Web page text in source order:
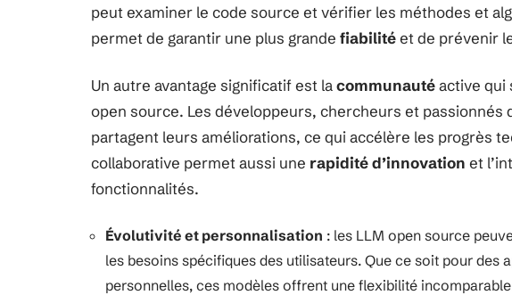
peut examiner le code source et vérifier les méthodes et
permet de garantir une plus grande fiabilitéet de prévenir
Un autre avantage significatif est lacommunautéactive qui
open source. Les développeurs, chercheurs et passionnés
partagent leurs améliorations, ce qui accélère les progrès
collaborative permet aussi une rapidité d’innovation et
fonctionnalités.
Évolutivité et personnalisation : les LLM open source
les besoins spécifiques des utilisateurs. Que ce soit pour des
personnelles, ces modèles offrent une flexibilité